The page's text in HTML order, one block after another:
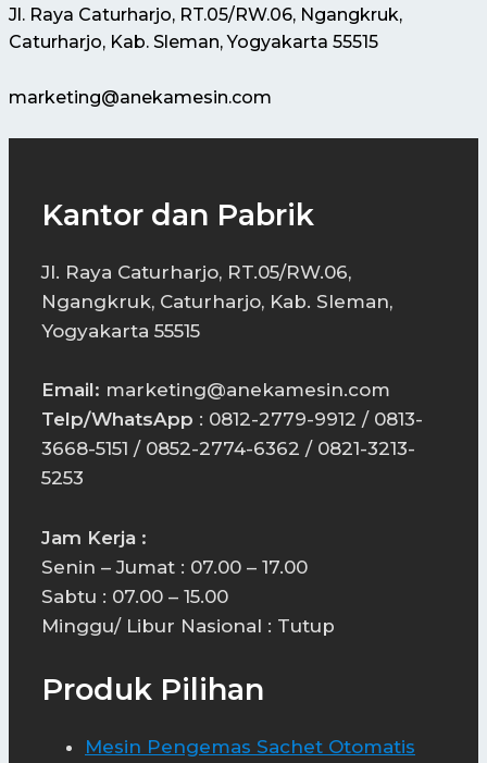
Jl. Raya Caturharjo, RT.05/RW.06, Ngangkruk,
Caturharjo, Kab. Sleman, Yogyakarta 55515
marketing@anekamesin.com
Kantor dan Pabrik
Jl. Raya Caturharjo, RT.05/RW.06,
Ngangkruk, Caturharjo, Kab. Sleman,
Yogyakarta 55515
Email: marketing@anekamesin.com
Telp/WhatsApp : 0812-2779-9912 / 0813-
3668-5151 / 0852-2774-6362 / 0821-3213-
5253
Jam Kerja :
Senin – Jumat : 07.00 – 17.00
Sabtu : 07.00 – 15.00
Minggu/ Libur Nasional : Tutup
Produk Pilihan
Mesin Pengemas Sachet Otomatis